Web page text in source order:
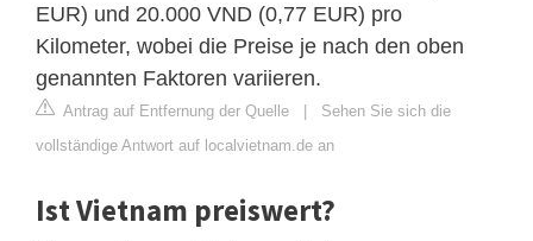
EUR) und 20.000 VND (0,77 EUR) pro
Kilometer, wobei die Preise je nach den oben
genannten Faktoren variieren.
Antrag auf Entfernung der Quelle | Sehen Sie sich die
vollständige Antwort auf localvietnam.de an
Ist Vietnam preiswert?